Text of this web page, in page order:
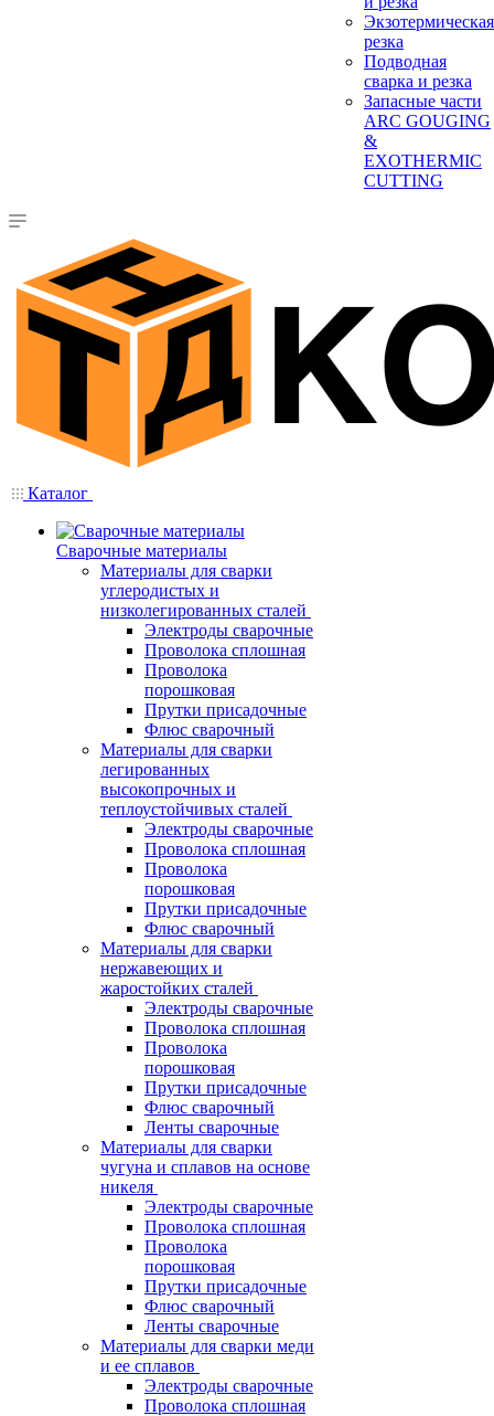
Экзотермическая
резка
Подводная
сварка и резка
Запасные части
ARC GOUGING
&
EXOTHERMIC
CUTTING
Каталог
Сварочные материалы
Материалы для сварки
углеродистых и
низколегированных сталей
Электроды сварочные
Проволока сплошная
Проволока
порошковая
Прутки присадочные
Флюс сварочный
Материалы для сварки
легированных
высокопрочных и
теплоустойчивых сталей
Электроды сварочные
Проволока сплошная
Проволока
порошковая
Прутки присадочные
Флюс сварочный
Материалы для сварки
нержавеющих и
жаростойких сталей
Электроды сварочные
Проволока сплошная
Проволока
порошковая
Прутки присадочные
Флюс сварочный
Ленты сварочные
Материалы для сварки
чугуна и сплавов на основе
никеля
Электроды сварочные
Проволока сплошная
Проволока
порошковая
Прутки присадочные
Флюс сварочный
Ленты сварочные
Материалы для сварки меди
и ее сплавов
Электроды сварочные
Проволока сплошная